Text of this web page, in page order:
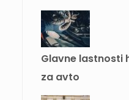
Glavne lastnosti
za avto